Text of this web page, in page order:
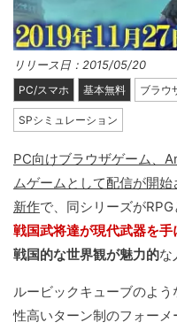
リリース日：2015/05/20
PC/スマホ 基本無料 ブラウ
SPシミュレーション
PC向けブラウザゲーム、
ムゲームとして配信が開
新作で、同シリーズがRPG
戦国武将達が現代武器を手
戦国的な世界観が魅力的な
ルービックキューブのよ
性高いターン制のフォーメ